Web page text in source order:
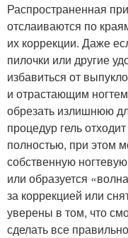
Распространенная
отслаиваются по
их коррекции. Даже
пилочки или другие
избавиться от
и отрастающим
обрезать излишнюю
процедур гель
полностью, при этом
собственную
или образуется
за коррекцией или
уверены в том, что
сделать все